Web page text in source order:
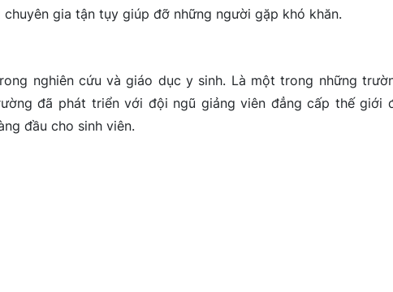
gia tận tụy giúp đỡ những người gặp khó khăn.
nghiên cứu và giáo dục y sinh. Là một trong những
đã phát triển với đội ngũ giảng viên đẳng cấp thế giới
đầu cho sinh viên.